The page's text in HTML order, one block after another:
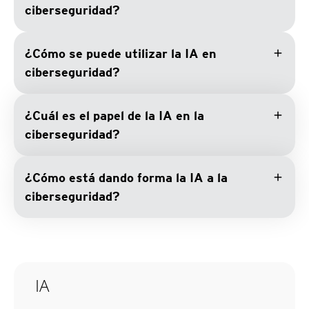
ciberseguridad?
¿Cómo se puede utilizar la IA en
ciberseguridad?
add
¿Cuál es el papel de la IA en la
ciberseguridad?
add
¿Cómo está dando forma la IA a la
ciberseguridad?
add
IA